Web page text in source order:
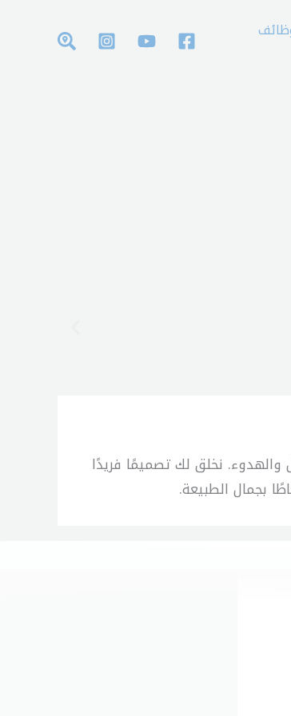
نخلق لك تصميمًا فريدًا
بجمال الطبيعة.